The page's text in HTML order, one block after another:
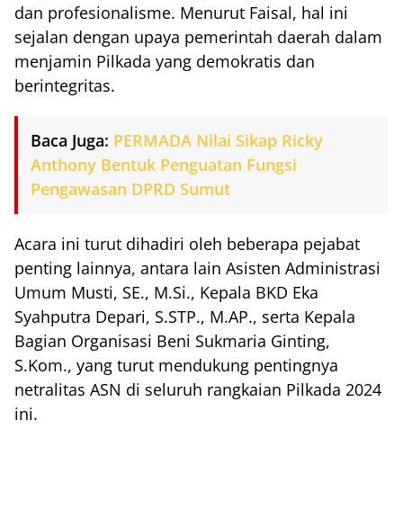
dan profesionalisme. Menurut Faisal, hal ini
sejalan dengan upaya pemerintah daerah dalam
menjamin Pilkada yang demokratis dan
berintegritas.
Baca Juga: PERMADA Nilai Sikap Ricky
Anthony Bentuk Penguatan Fungsi
Pengawasan DPRD Sumut
Acara ini turut dihadiri oleh beberapa pejabat
penting lainnya, antara lain Asisten Administrasi
Umum Musti, SE., M.Si., Kepala BKD Eka
Syahputra Depari, S.STP., M.AP., serta Kepala
Bagian Organisasi Beni Sukmaria Ginting,
S.Kom., yang turut mendukung pentingnya
netralitas ASN di seluruh rangkaian Pilkada 2024
ini.